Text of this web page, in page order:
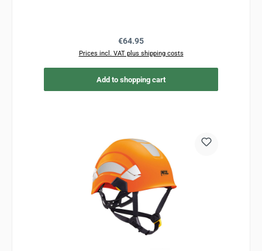
Regular price:
€64.95
Prices incl. VAT plus shipping costs
Add to shopping cart